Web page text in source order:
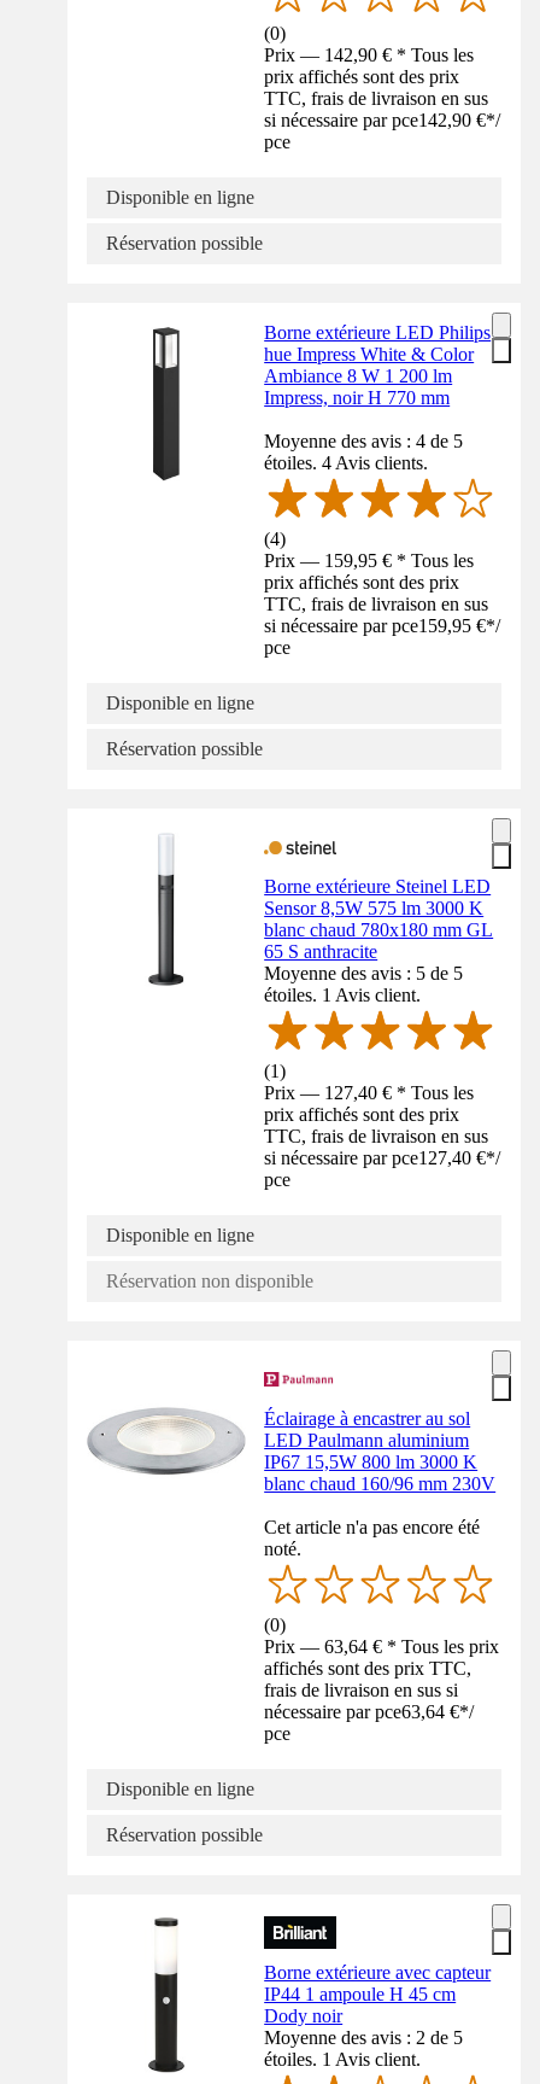
(0)
Prix — 142,90 € * Tous les
prix affichés sont des prix
TTC, frais de livraison en sus
si nécessaire par pce142,90 €*/
pce
Disponible en ligne
Réservation possible
Borne extérieure LED Philips
hue Impress White & Color
Ambiance 8 W 1 200 lm
Impress, noir H 770 mm
Moyenne des avis : 4 de 5
étoiles. 4 Avis clients.
(4)
Prix — 159,95 € * Tous les
prix affichés sont des prix
TTC, frais de livraison en sus
si nécessaire par pce159,95 €*/
pce
Disponible en ligne
Réservation possible
Borne extérieure Steinel LED
Sensor 8,5W 575 lm 3000 K
blanc chaud 780x180 mm GL
65 S anthracite
Moyenne des avis : 5 de 5
étoiles. 1 Avis client.
(1)
Prix — 127,40 € * Tous les
prix affichés sont des prix
TTC, frais de livraison en sus
si nécessaire par pce127,40 €*/
pce
Disponible en ligne
Réservation non disponible
Éclairage à encastrer au sol
LED Paulmann aluminium
IP67 15,5W 800 lm 3000 K
blanc chaud 160/96 mm 230V
Cet article n'a pas encore été
noté.
(0)
Prix — 63,64 € * Tous les prix
affichés sont des prix TTC,
frais de livraison en sus si
nécessaire par pce63,64 €*/
pce
Disponible en ligne
Réservation possible
Borne extérieure avec capteur
IP44 1 ampoule H 45 cm
Dody noir
Moyenne des avis : 2 de 5
étoiles. 1 Avis client.